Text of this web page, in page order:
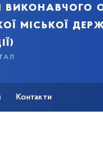
міської
Контакти